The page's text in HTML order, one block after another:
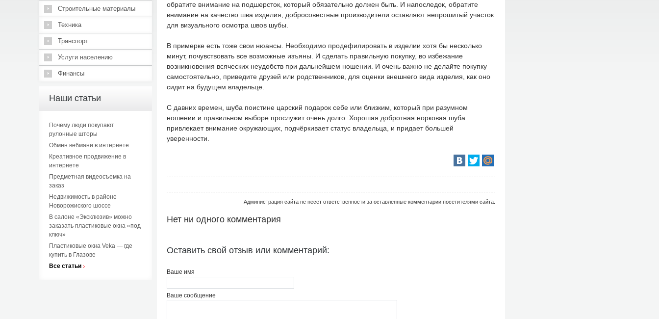
Строительные материалы
Техника
Транспорт
Услуги населению
Финансы
Наши статьи
Почему люди покупают
рулонные шторы
Обмен вебмани в интернете
Креативное продвижение в
интернете
Предметная видеосъемка на
заказ
Недвижимость в районе
Новорожиского шоссе
В салоне «Эксклюзив» можно
заказать пластиковые окна «под
ключ»
Пластиковые окна Veka — где
купить в Глазове
Все статьи
обратите внимание на подшерсток, который обязательно должен быть. И напоследок, обратите
внимание на качество шва изделия, добросовестные производители оставляют непрошитый участок
для визуального осмотра швов шубы.
В примерке есть тоже свои нюансы. Необходимо продефилировать в изделии хотя бы несколько
минут, почувствовать все возможные изъяны. И сделать правильную покупку, во избежание
возникновения всяческих неудобств при дальнейшем ношении. И очень важно не делайте покупку
самостоятельно, приведите друзей или родственников, для оценки внешнего вида изделия, как оно
сидит на будущем владельце.
С давних времен, шуба поистине царский подарок себе или близким, который при разумном
ношении и правильном выборе прослужит очень долго. Хорошая добротная норковая шуба
привлекает внимание окружающих, подчёркивает статус владельца, и придает большей
уверенности.
Администрация сайта не несет ответственности за оставленные комментарии посетителями сайта.
Нет ни одного комментария
Оставить свой отзыв или комментарий:
Ваше имя
Ваше сообщение